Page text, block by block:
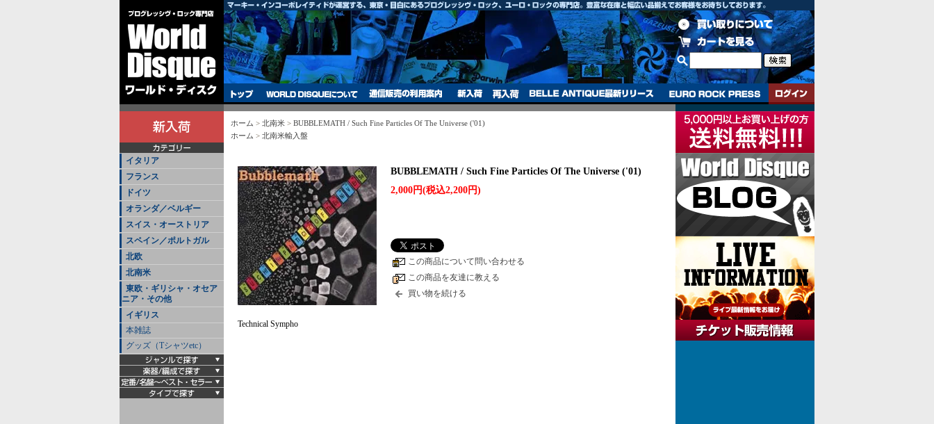
イタリア
フランス
ドイツ
オランダ／ベルギー
スイス・オーストリア
スペイン／ポルトガル
北欧
北南米
東欧・ギリシャ・オセア
ニア・その他
イギリス
本雑誌
グッズ（Tシャツetc）
ホーム > 北南米 > BUBBLEMATH / Such Fine Particles Of The Universe ('01)
ホーム > 北南米輸入盤
BUBBLEMATH / Such Fine Particles Of The Universe ('01)
2,000円(税込2,200円)
この商品について問い合わせる
この商品を友達に教える
買い物を続ける
Technical Sympho